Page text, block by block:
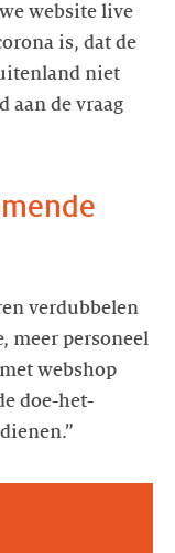
website live
is, dat de
niet
aan de vraag
verdubbelen
meer personeel
webshop
doe-het-